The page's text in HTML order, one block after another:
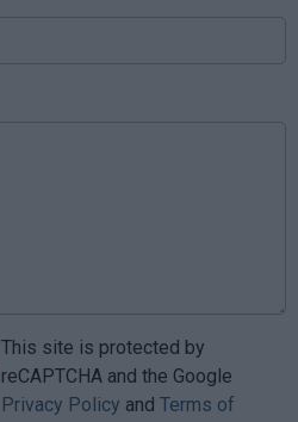
This site is protected by
reCAPTCHA and the Google
Privacy Policy and Terms of